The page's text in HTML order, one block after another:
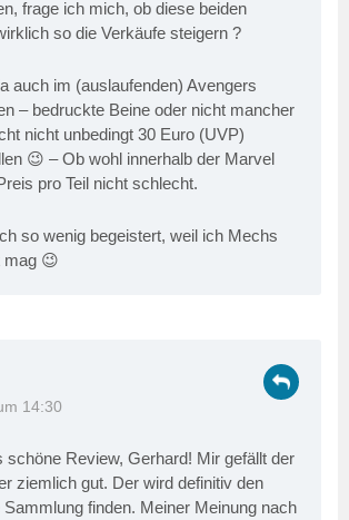
frage ich mich, ob diese beiden
so die Verkäufe steigern ?
auch im (auslaufenden) Avengers
– bedruckte Beine oder nicht mancher
nicht unbedingt 30 Euro (UVP)
😉 – Ob wohl innerhalb der Marvel
pro Teil nicht schlecht.
so wenig begeistert, weil ich Mechs
mag 😉
14:30
schöne Review, Gerhard! Mir gefällt der
ziemlich gut. Der wird definitiv den
finden. Meiner Meinung nach